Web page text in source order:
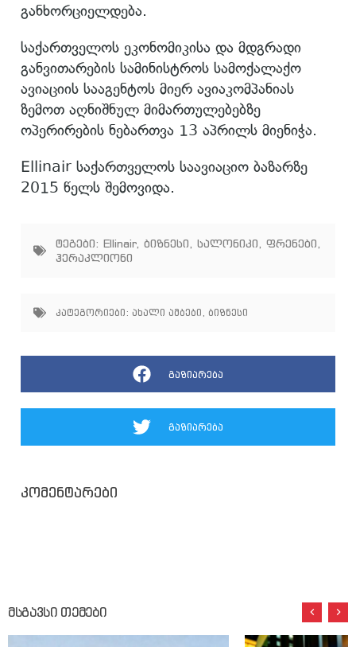
განხორციელდება.
საქართველოს ეკონომიკისა და მდგრადი
განვითარების სამინისტროს სამოქალაქო
ავიაციის სააგენტოს მიერ ავიაკომპანიას
ზემოთ აღნიშნულ მიმართულებებზე
ოპერირების ნებართვა 13 აპრილს მიენიჭა.
Ellinair საქართველოს საავიაციო ბაზარზე
2015 წელს შემოვიდა.
ტეგები: Ellinair, ბიზნესი, სალონიკი, ფრენები,
ჰერაკლიონი
კატეგორიები: ახალი ამბები , ბიზნესი
გაზიარება
გაზიარება
კომენტარები
მსგავსი თემები